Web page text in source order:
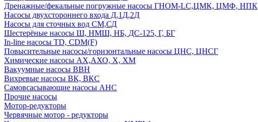
Дренажные/фекальные погружные насосы ГНОМ-LC,ЦМК, ЦМФ, НПК
Насосы двухстороннего входа Д,1Д,2Д
Насосы для сточных вод СМ,СД
Шестерёные насосы Ш, НМШ, НБ, ДС-125, Г, БГ
In-line насосы TD, CDM(F)
Повысительные насосы/горизонтальные насосы ЦНС, ЦНСГ
Химические насосы АХ,АХО, Х, ХМ
Вакуумные насосы ВВН
Вихревые насосы ВК, ВКС
Самовсасывающие насосы АНС
Прочие насосы
Мотор-редукторы
Червячные мотор - редукторы